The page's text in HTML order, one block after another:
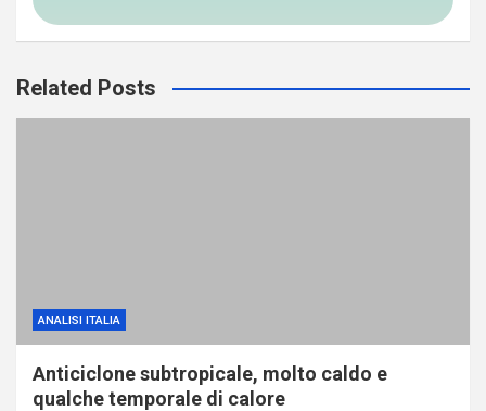
Related Posts
ANALISI ITALIA
Anticiclone subtropicale, molto caldo e
qualche temporale di calore